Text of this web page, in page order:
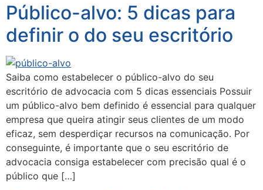
Público-alvo: 5 dicas para
definir o do seu escritório
Saiba como estabelecer o público-alvo do seu
escritório de advocacia com 5 dicas essenciais Possuir
um público-alvo bem definido é essencial para qualquer
empresa que queira atingir seus clientes de um modo
eficaz, sem desperdiçar recursos na comunicação. Por
conseguinte, é importante que o seu escritório de
advocacia consiga estabelecer com precisão qual é o
público que […]